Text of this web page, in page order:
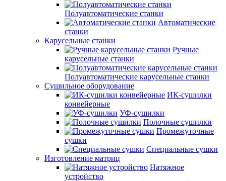
Полуавтоматические станки
Автоматические
станки
Карусельные станки
Ручные
карусельные станки
Полуавтоматические карусельные станки
Сушильное оборудование
ИК-сушилки
конвейерные
УФ-сушилки
Полочные сушилки
Промежуточные
сушки
Специальные сушки
Изготовление матриц
Натяжное
устройство